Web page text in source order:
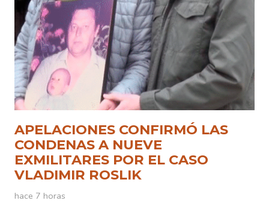
APELACIONES CONFIRMÓ LAS
CONDENAS A NUEVE
EXMILITARES POR EL CASO
VLADIMIR ROSLIK
hace 7 horas